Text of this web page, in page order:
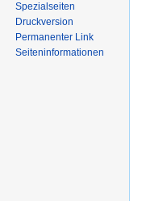
Spezialseiten
Druckversion
Permanenter Link
Seiten­informationen